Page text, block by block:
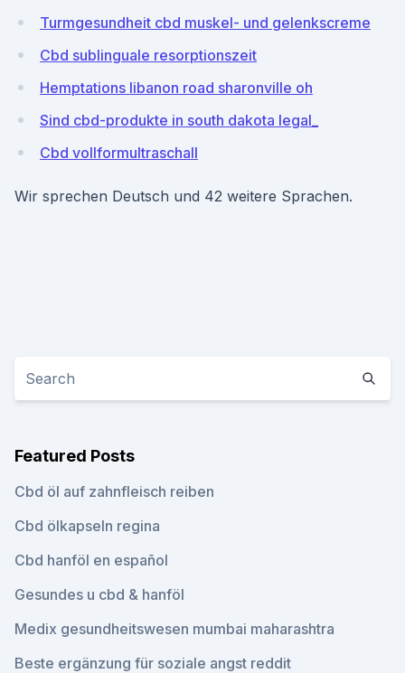
Turmgesundheit cbd muskel- und gelenkscreme
Cbd sublinguale resorptionszeit
Hemptations libanon road sharonville oh
Sind cbd-produkte in south dakota legal_
Cbd vollformultraschall
Wir sprechen Deutsch und 42 weitere Sprachen.
Featured Posts
Cbd öl auf zahnfleisch reiben
Cbd ölkapseln regina
Cbd hanföl en español
Gesundes u cbd & hanföl
Medix gesundheitswesen mumbai maharashtra
Beste ergänzung für soziale angst reddit